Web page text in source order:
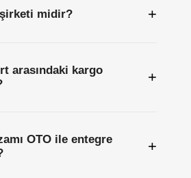
midir? +
arasındaki kargo
+
OTO ile entegre
+